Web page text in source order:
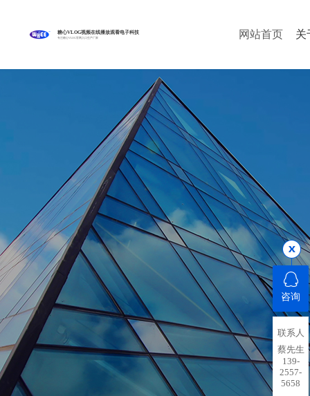
糖心VLOG视频在线播放观看电子科技
专注糖心VLOG官网入口生产厂家 网站首页 关
咨询
联系人
蔡先生
139-
2557-
5658